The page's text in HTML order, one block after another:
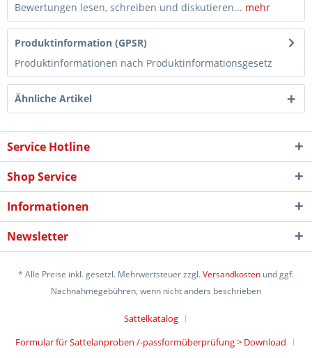
Bewertungen lesen, schreiben und diskutieren... mehr
Produktinformation (GPSR)
Produktinformationen nach Produktinformationsgesetz
Ähnliche Artikel
Service Hotline
Shop Service
Informationen
Newsletter
* Alle Preise inkl. gesetzl. Mehrwertsteuer zzgl.Versandkosten und ggf.
Nachnahmegebühren, wenn nicht anders beschrieben
Sattelkatalog
Formular für Sattelanproben /-passformüberprüfung > Download